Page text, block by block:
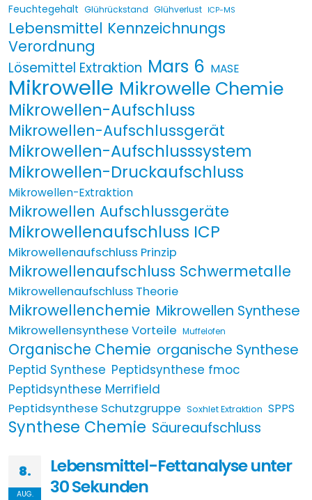
Feuchtegehalt Glührückstand Glühverlust ICP-MS
Lebensmittel Kennzeichnungs
Verordnung
Lösemittel Extraktion Mars 6 MASE
Mikrowelle Mikrowelle Chemie
Mikrowellen-Aufschluss
Mikrowellen-Aufschlussgerät
Mikrowellen-Aufschlusssystem
Mikrowellen-Druckaufschluss
Mikrowellen-Extraktion
Mikrowellen Aufschlussgeräte
Mikrowellenaufschluss ICP
Mikrowellenaufschluss Prinzip
Mikrowellenaufschluss Schwermetalle
Mikrowellenaufschluss Theorie
Mikrowellenchemie Mikrowellen Synthese
Mikrowellensynthese Vorteile Muffelofen
Organische Chemie organische Synthese
Peptid Synthese Peptidsynthese fmoc
Peptidsynthese Merrifield
Peptidsynthese Schutzgruppe Soxhlet Extraktion SPPS
Synthese Chemie Säureaufschluss
8.
AUG.
Lebensmittel-Fettanalyse unter
30 Sekunden